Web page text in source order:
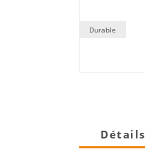
Durable
Détails